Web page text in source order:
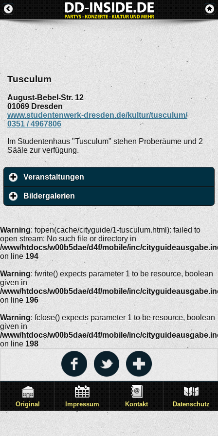
Tusculum
August-Bebel-Str. 12
01069 Dresden
www.studentenwerk-dresden.de/kultur/tusculum/
0351 / 4967806
Im Studentenhaus "Tusculum" stehen Proberäume und 2
Sääle zur verfügung.
Veranstaltungen
Bildergalerien
Warning: fopen(cache/cityguide/1-tusculum.html): failed to
open stream: No such file or directory in
/www/htdocs/w00b5dae/d4f/mobile/inc/
on line194
Warning: fwrite() expects parameter 1 to be resource, boolean
given in
/www/htdocs/w00b5dae/d4f/mobile/inc/
on line 196
Warning: fclose() expects parameter 1 to be resource, boolean
given in
/www/htdocs/w00b5dae/d4f/mobile/inc/
on line 198
Original Impressum Kontakt Datenschutz